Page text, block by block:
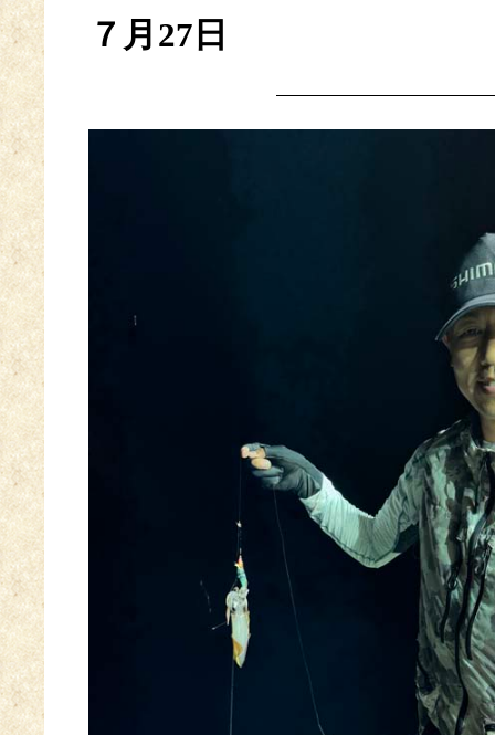
７月27日